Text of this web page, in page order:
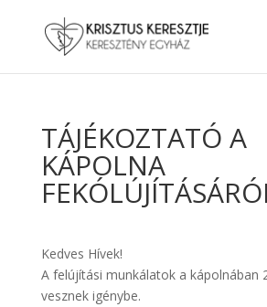
TÁJÉKOZTATÓ A
KÁPOLNA
Kedves Hívek!
A felújítási munkálatok a kápolnában
vesznek igénybe.